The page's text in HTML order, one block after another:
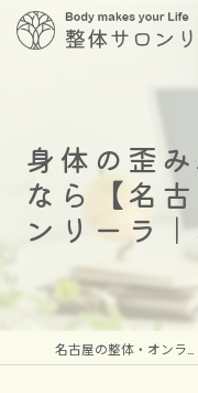
身体の歪
なら【名
ンリーラ